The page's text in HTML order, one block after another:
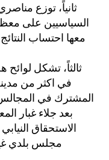
ثانياً، توزع
السياسيين على
معها احتساب
ثالثاً، تشكل
في اكثر من
المشترك في المجالس
بعد جلاء غبار
الاستحقاق
مجلس بلدي